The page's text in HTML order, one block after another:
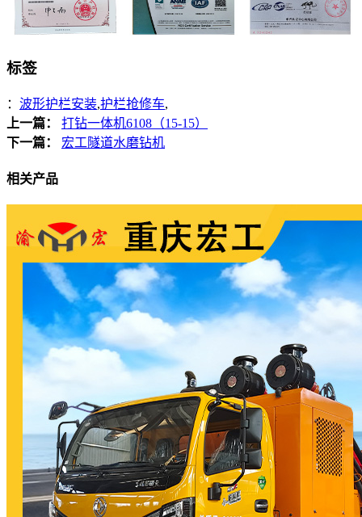
标签
： 波形护栏安装,护栏抢修车,
上一篇：
打钻一体机6108（15-15）
下一篇：
宏工隧道水磨钻机
相关产品